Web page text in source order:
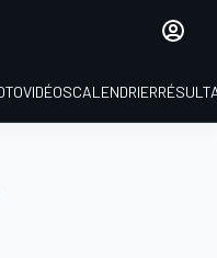
VIDÉOSCALENDRIER